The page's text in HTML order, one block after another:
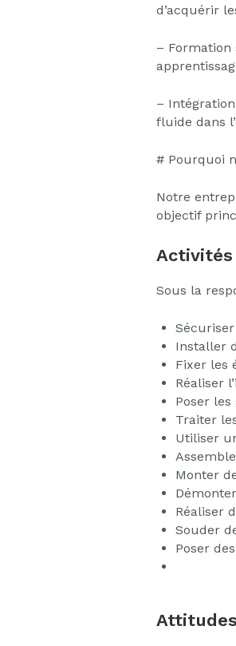
d’acquérir
– Formation
–
fluide dans
# Pourquoi
Notre
objectif
Sous la
Installer
Fixer les
Réaliser
Poser
Traiter
Utiliser
Monter
Réaliser
Souder
Poser